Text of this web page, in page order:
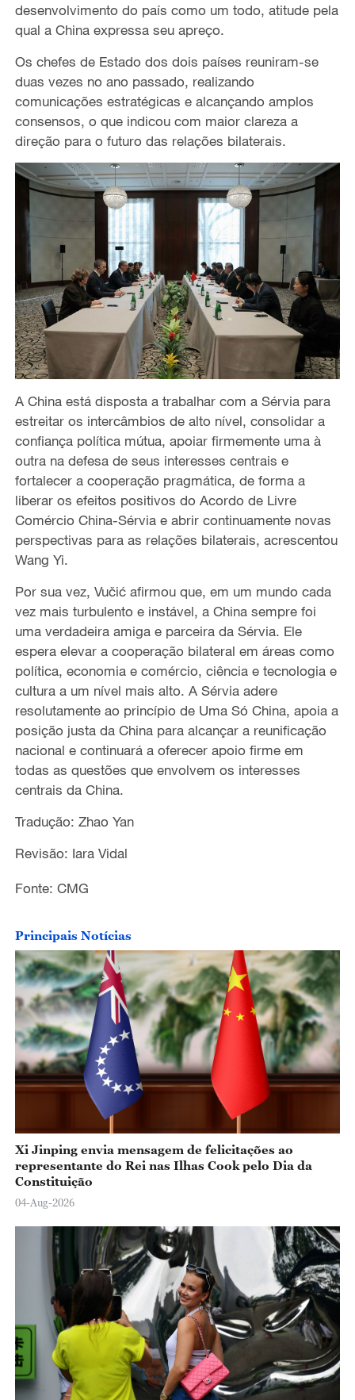
desenvolvimento do país como um todo, atitude pela
qual a China expressa seu apreço.
Os chefes de Estado dos dois países reuniram-se
duas vezes no ano passado, realizando
comunicações estratégicas e alcançando amplos
consensos, o que indicou com maior clareza a
direção para o futuro das relações bilaterais.
A China está disposta a trabalhar com a Sérvia para
estreitar os intercâmbios de alto nível, consolidar a
confiança política mútua, apoiar firmemente uma à
outra na defesa de seus interesses centrais e
fortalecer a cooperação pragmática, de forma a
liberar os efeitos positivos do Acordo de Livre
Comércio China-Sérvia e abrir continuamente novas
perspectivas para as relações bilaterais, acrescentou
Wang Yi.
Por sua vez, Vučić afirmou que, em um mundo cada
vez mais turbulento e instável, a China sempre foi
uma verdadeira amiga e parceira da Sérvia. Ele
espera elevar a cooperação bilateral em áreas como
política, economia e comércio, ciência e tecnologia e
cultura a um nível mais alto. A Sérvia adere
resolutamente ao princípio de Uma Só China, apoia a
posição justa da China para alcançar a reunificação
nacional e continuará a oferecer apoio firme em
todas as questões que envolvem os interesses
centrais da China.
Tradução: Zhao Yan
Revisão: Iara Vidal
Fonte: CMG
Principais Notícias
Xi Jinping envia mensagem de felicitações ao
representante do Rei nas Ilhas Cook pelo Dia da
Constituição
04-Aug-2026